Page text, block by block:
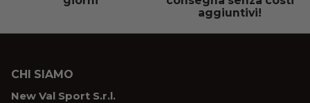
aggiuntivi!
CHI SIAMO
New Val Sport S.r.l.